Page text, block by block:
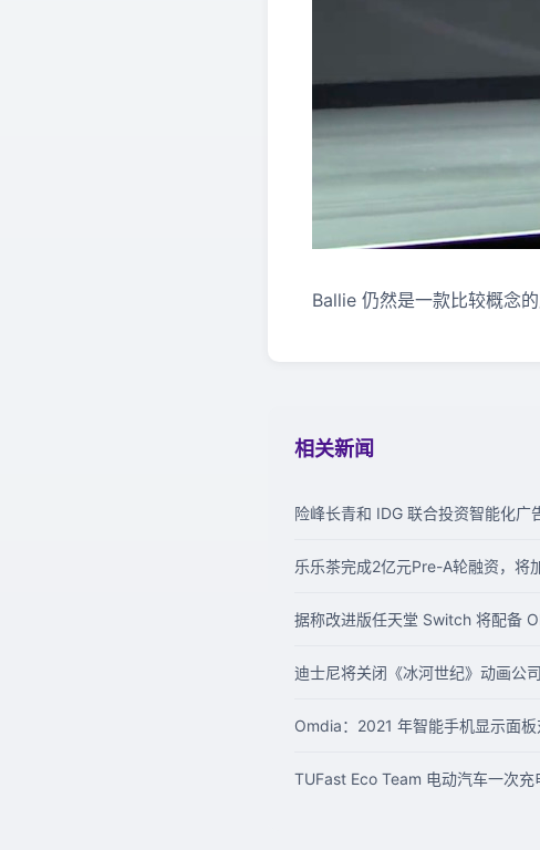
Ballie 仍然是一款比较概念
相关新闻
险峰长青和 IDG 联合投资智能化
乐乐茶完成2亿元Pre-A轮融资，将
据称改进版任天堂 Switch 将配备
迪士尼将关闭《冰河世纪》动画公
Omdia：2021 年智能手机显示面
TUFast Eco Team 电动汽车一次